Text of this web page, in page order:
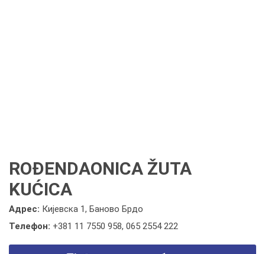
ROĐENDAONICA ŽUTA
KUĆICA
Адрес: Кијевска 1, Баново Брдо
Телефон: +381 11 7550 958, 065 2554 222